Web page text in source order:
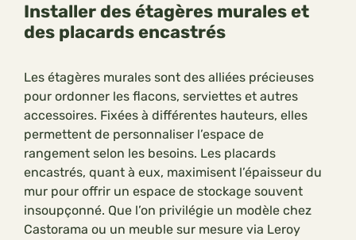
Installer des étagères murales et
des placards encastrés
Les étagères murales sont des alliées précieuses
pour ordonner les flacons, serviettes et autres
accessoires. Fixées à différentes hauteurs, elles
permettent de personnaliser l’espace de
rangement selon les besoins. Les placards
encastrés, quant à eux, maximisent l’épaisseur du
mur pour offrir un espace de stockage souvent
insoupçonné. Que l’on privilégie un modèle chez
Castorama ou un meuble sur mesure via Leroy